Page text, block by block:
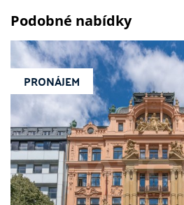
Podobné nabídky
PRONÁJEM